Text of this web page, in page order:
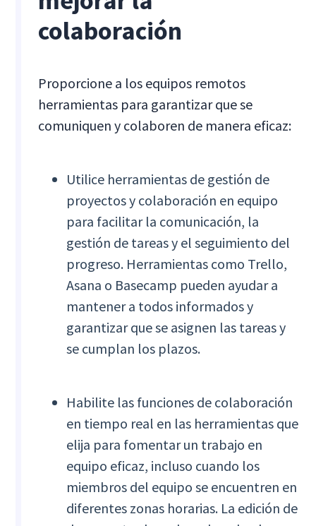
colaboración
Proporcione a los equipos remotos
herramientas para garantizar que se
comuniquen y colaboren de manera eficaz:
Utilice herramientas de gestión de
proyectos y colaboración en equipo
para facilitar la comunicación, la
gestión de tareas y el seguimiento del
progreso. Herramientas como Trello,
Asana o Basecamp pueden ayudar a
mantener a todos informados y
garantizar que se asignen las tareas y
se cumplan los plazos.
Habilite las funciones de colaboración
en tiempo real en las herramientas que
elija para fomentar un trabajo en
equipo eficaz, incluso cuando los
miembros del equipo se encuentren en
diferentes zonas horarias. La edición de